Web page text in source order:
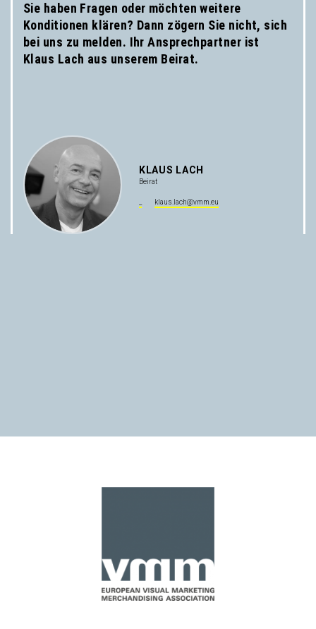
Sie haben Fragen oder möchten weitere
Konditionen klären? Dann zögern Sie nicht, sich
bei uns zu melden. Ihr Ansprechpartner ist
Klaus Lach aus unserem Beirat.
KLAUS LACH
Beirat
klaus.lach@vmm.eu